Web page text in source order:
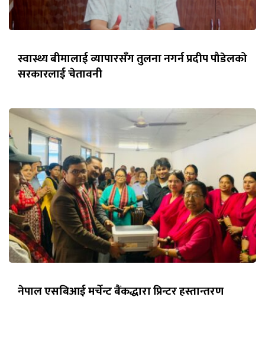
स्वास्थ्य बीमालाई व्यापारसँग तुलना नगर्न प्रदीप पौडेलको
सरकारलाई चेतावनी
नेपाल एसबिआई मर्चेन्ट बैंकद्धारा प्रिन्टर हस्तान्तरण